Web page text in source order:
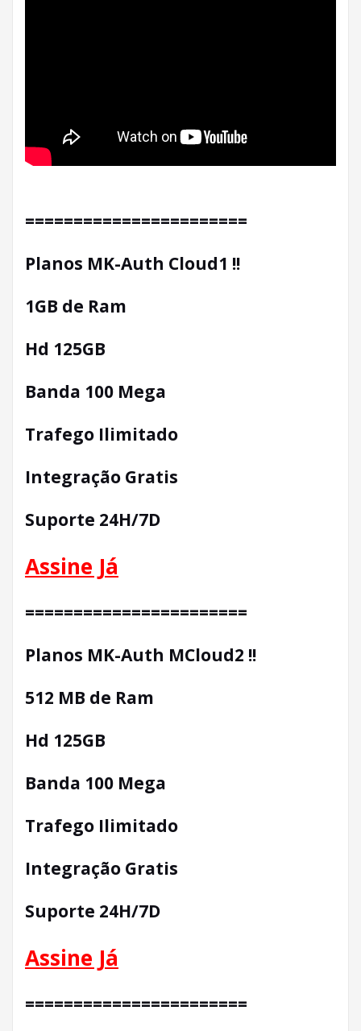
=======================
Planos MK-Auth Cloud1 !!
1GB de Ram
Hd 125GB
Banda 100 Mega
Trafego Ilimitado
Integração Gratis
Suporte 24H/7D
Assine Já
=======================
Planos MK-Auth MCloud2 !!
512 MB de Ram
Hd 125GB
Banda 100 Mega
Trafego Ilimitado
Integração Gratis
Suporte 24H/7D
Assine Já
=======================